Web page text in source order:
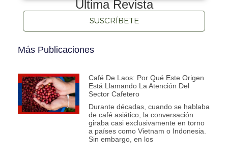
Última Revista
SUSCRÍBETE
Más Publicaciones
Café De Laos: Por Qué Este Origen
Está Llamando La Atención Del
Sector Cafetero
Durante décadas, cuando se hablaba
de café asiático, la conversación
giraba casi exclusivamente en torno
a países como Vietnam o Indonesia.
Sin embargo, en los